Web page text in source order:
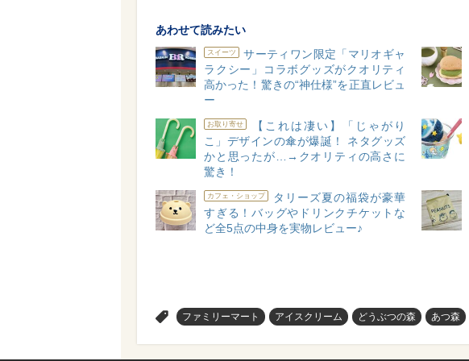
あわせて読みたい
スイーツ
サーティワン限定「マリオギャ
ラクシー」コラボグッズがクオリティ
高かった！驚きの“神仕様”を正直レビュ
ー
お取り寄せ
【これは凄い】「じゃがり
こ」デザインの傘が爆誕！ ネタグッズ
かと思ったが…→クオリティの高さに
驚き！
カフェ・ショップ
タリーズ夏の福袋が豪華
すぎる！バッグやドリンクチケットな
ど全5点の中身を実物レビュー♪
ファミリーマート アイスクリーム どうぶつの森 あつ森